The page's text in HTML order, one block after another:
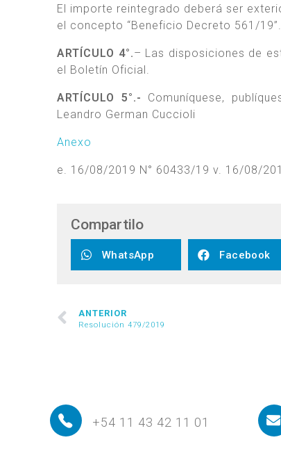
El importe reintegrado deberá ser
el concepto “Beneficio Decreto 561/19”.
ARTÍCULO 4°.– Las disposiciones de
el Boletín Oficial.
ARTÍCULO 5°.- Comuníquese,
Leandro German Cuccioli
Anexo
e. 16/08/2019 N° 60433/19 v. 16/08/
Compartilo
WhatsApp Facebook
ANTERIOR
Resolución 479/2019
+54 11 43 42 11 01